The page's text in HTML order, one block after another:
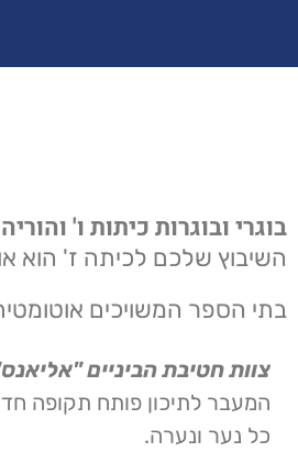
בוגרי ובוגרות כיתות ו'
השיבוץ שלכם לכיתה ז' הוא
בתי הספר המשויכים
צוות חטיבת הביניים
המעבר לתיכון פותח תקופה
כל נער ונערה.